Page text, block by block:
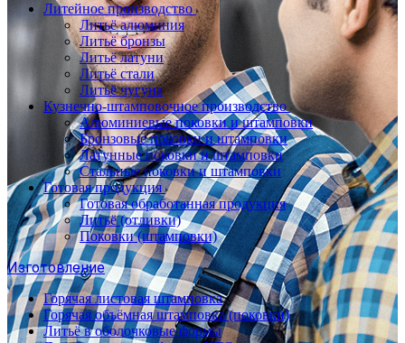
Литейное производство
Литьё алюминия
Литьё бронзы
Литьё латуни
Литьё стали
Литьё чугуна
Кузнечно-штамповочное производство
Алюминиевые поковки и штамповки
Бронзовые поковки и штамповки
Латунные поковки и штамповки
Стальные поковки и штамповки
Готовая продукция
Готовая обработанная продукция
Литьё (отливки)
Поковки (штамповки)
Изготовление
Горячая листовая штамповка
Горячая объёмная штамповка (поковки)
Литьё в оболочковые формы